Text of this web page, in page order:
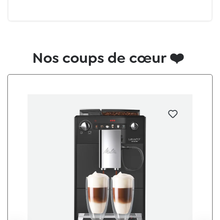
Nos coups de cœur ❤️️